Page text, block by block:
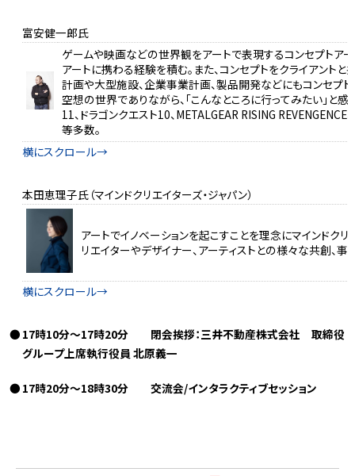
富安健一郎氏
ゲームや映画などの世界観をアートで表現するコンセプトア
アートに携わる経験を積む。また、コンセプトをクライアント
計画や大型施設、企業事業計画、製品開発などにもコンセプト
空想の世界でありながら、「こんなところに行ってみたい」と
11、ドラゴンクエスト10、METALGEAR RISING
等多数。
本田恵理子氏（マインドクリエイターズ・ジャパン）
アートでイノベーションを起こすことを理念にマインドク
リエイターやデザイナー、アーティストとの様々な共創、
17時10分～17時20分 閉会挨拶：三井不動産株式会社 取締役
グループ上席執行役員 北原義一
17時20分～18時30分 交流会/インタラクティブセッション